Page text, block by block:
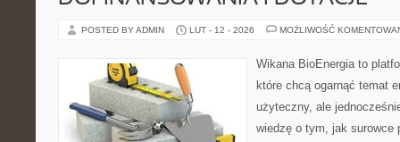
POSTED BY ADMIN LUT - 12 - 2026 MOŻLIWOŚĆ
Wikana BioEnergia to
które chcą ogarnąć temat
użyteczny, ale
wiedzę o tym, jak surowce